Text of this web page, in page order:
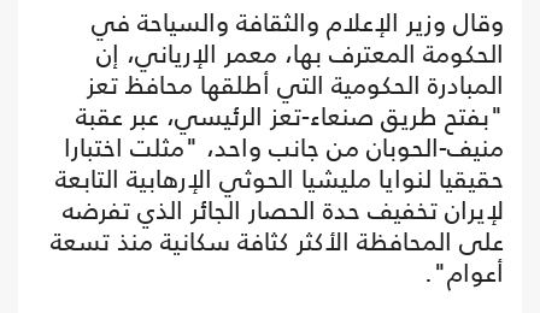
وقال وزير الإعلام والثقافة والسياحة في
الحكومة المعترف بها، معمر الإرياني، إن
المبادرة الحكومية التي أطلقها محافظ تعز
"بفتح طريق صنعاء-تعز الرئيسي، عبر عقبة
منيف-الحوبان من جانب واحد، "مثلت اختبارا
حقيقيا لنوايا مليشيا الحوثي الإرهابية التابعة
لإيران تخفيف حدة الحصار الجائر الذي تفرضه
على المحافظة الأكثر كثافة سكانية منذ تسعة
أعوام".